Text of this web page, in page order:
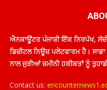
ਐਨਕਾਊਂਟਰ ਪੰਜਾਬੀ ਇੱਕ ਨਿਰਪੱਖ,
ਡਿਜ਼ੀਟਲ ਨਿਊਜ਼ ਪਲੇਟਫਾਰਮ ਹੈ।
ਨਾਲ ਜੁੜੀਆਂ ਜ਼ਮੀਨੀ ਹਕੀਕਤਾਂ ਨੂੰ
Contact us: